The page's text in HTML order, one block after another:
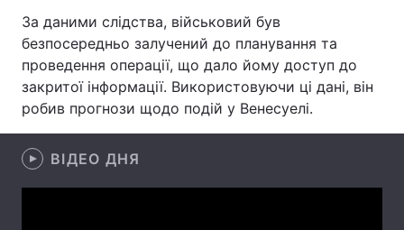
Цікавинки Погода
Екологія Регіони
Лонгріди
Відео з Youtube
Інтерв'ю Думки
За даними слідства, військовий був
безпосередньо залучений до планування та
проведення операції, що дало йому доступ до
закритої інформації. Використовуючи ці дані, він
робив прогнози щодо подій у Венесуелі.
ВІДЕО ДНЯ